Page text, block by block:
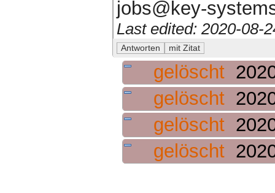
jobs@key-
Last edited: 2020-08-
gelöscht
gelöscht
gelöscht
gelöscht